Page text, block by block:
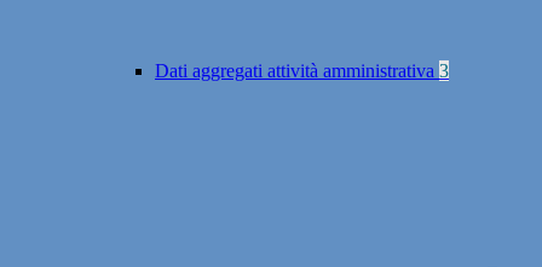
Dati aggregati attività amministrativa 3